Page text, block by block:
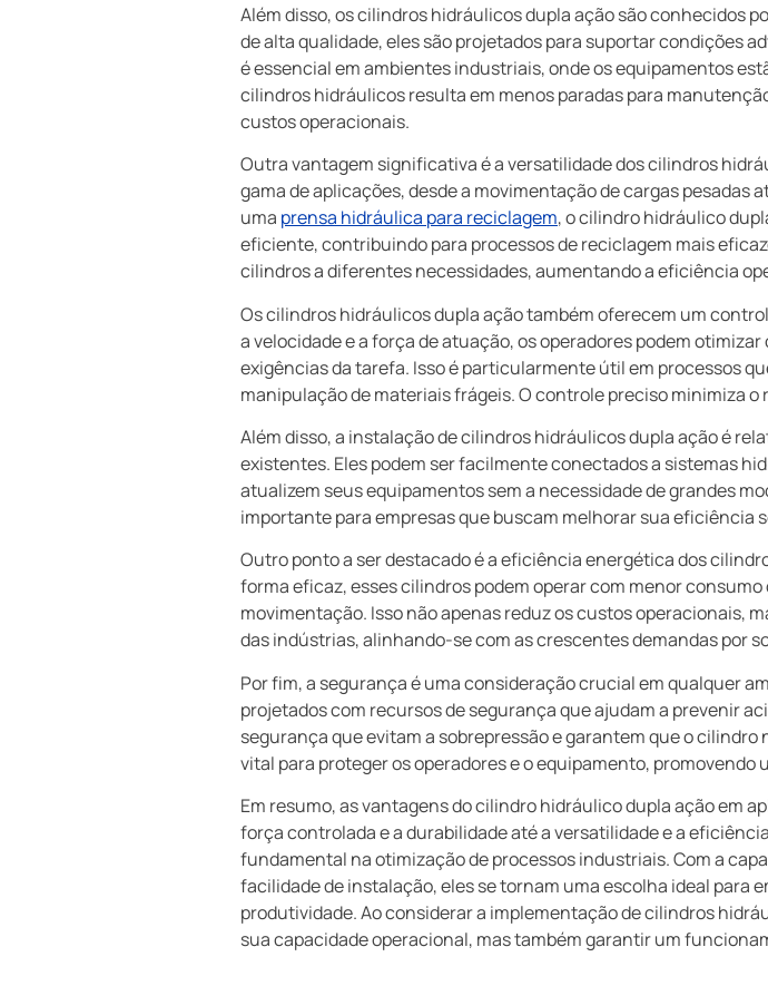
Além disso, os cilindros hidráulicos dupla ação são conhecidos
de alta qualidade, eles são projetados para suportar condições
é essencial em ambientes industriais, onde os equipamentos
cilindros hidráulicos resulta em menos paradas para
custos operacionais.
Outra vantagem significativa é a versatilidade dos cilindros
gama de aplicações, desde a movimentação de cargas pesadas
uma prensa hidráulica para reciclagem, o cilindro hidráulico
eficiente, contribuindo para processos de reciclagem mais
cilindros a diferentes necessidades, aumentando a eficiência
Os cilindros hidráulicos dupla ação também oferecem um
a velocidade e a força de atuação, os operadores podem
exigências da tarefa. Isso é particularmente útil em processos
manipulação de materiais frágeis. O controle preciso minimiza
Além disso, a instalação de cilindros hidráulicos dupla ação é
existentes. Eles podem ser facilmente conectados a sistemas
atualizem seus equipamentos sem a necessidade de grandes
importante para empresas que buscam melhorar sua eficiência
Outro ponto a ser destacado é a eficiência energética dos
forma eficaz, esses cilindros podem operar com menor
movimentação. Isso não apenas reduz os custos operacionais,
das indústrias, alinhando-se com as crescentes demandas por
Por fim, a segurança é uma consideração crucial em qualquer
projetados com recursos de segurança que ajudam a prevenir
segurança que evitam a sobrepressão e garantem que o
vital para proteger os operadores e o equipamento, promovendo
Em resumo, as vantagens do cilindro hidráulico dupla ação em
força controlada e a durabilidade até a versatilidade e a
fundamental na otimização de processos industriais. Com a
facilidade de instalação, eles se tornam uma escolha ideal para
produtividade. Ao considerar a implementação de cilindros
sua capacidade operacional, mas também garantir um